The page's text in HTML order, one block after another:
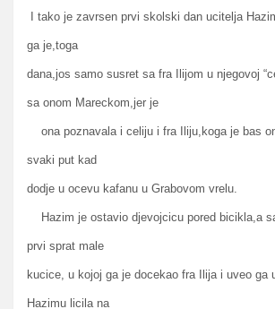
I tako je zavrsen prvi skolski dan ucitelja
ga je,toga
dana,jos samo susret sa fra Ilijom u njegovoj
sa onom Mareckom,jer je
ona poznavala i celiju i fra Iliju,koga je bas
svaki put kad
dodje u ocevu kafanu u Grabovom vrelu.
Hazim je ostavio djevojcicu pored bicikla,a
prvi sprat male
kucice, u kojoj ga je docekao fra Ilija i uveo ga
Hazimu licila na